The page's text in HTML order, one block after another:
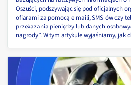
Oszuści, podszywając się pod oficjalnych
ofiarami za pomocą e‑maili, SMS‑ów czy
przekazania pieniędzy lub danych
nagrody”. W tym artykule wyjaśniamy, jak